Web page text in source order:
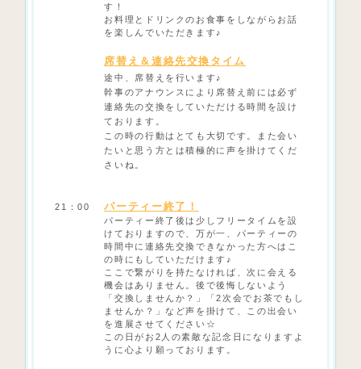
す！
お料理とドリンクのお食事をしながらお話
を楽しんでいただきます♪
席替え＆連絡先交換タイム
途中、席替えを行います♪
幹事のアナウンスにより席替え前には必ず
連絡先の交換をしていただける時間を設け
ております。
この時の行動はとても大切です。また会い
たいと思う方とは積極的に声を掛けてくだ
さいね。
21：00 パーティー終了！
パーティー終了後は少しフリータイムを設
けておりますので、万が一、パーティーの
時間中に連絡先交換できなかった方へはこ
の時にもしていただけます♪
ここで繋がりを持たなければ、次に会える
機会はありません。後で後悔しないよう
「交換しませんか？」「2次会でお茶でもし
ませんか？」など声を掛けて、この出会い
を進展させてください☆
この日がお2人の素敵な記念日になりますよ
うに心より願っております。